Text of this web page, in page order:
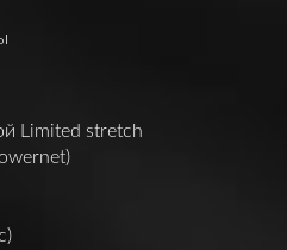
Limited stretch